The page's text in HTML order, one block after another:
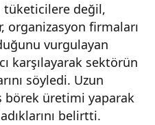
tüketicilere değil,
organizasyon firmaları
vurgulayan
karşılayarak sektörün
söyledi. Uzun
börek üretimi yaparak
belirtti.